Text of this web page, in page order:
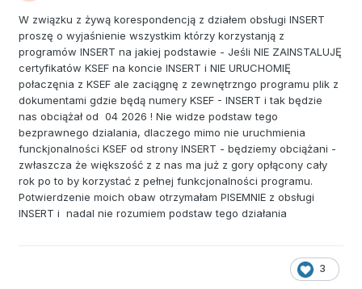
W związku z żywą korespondencją z działem obsługi INSERT
proszę o wyjaśnienie wszystkim którzy korzystanją z
programów INSERT na jakiej podstawie - Jeśli NIE ZAINSTALUJĘ
certyfikatów KSEF na koncie INSERT i NIE URUCHOMIĘ
połaczęnia z KSEF ale zaciągnę z zewnętrzngo programu plik z
dokumentami gdzie będą numery KSEF - INSERT i tak będzie
nas obciążał od 04 2026 ! Nie widze podstaw tego
bezprawnego dzialania, dlaczego mimo nie uruchmienia
funckjonalności KSEF od strony INSERT - będziemy obciążani -
zwłaszcza że większość z z nas ma już z gory opłącony cały
rok po to by korzystać z pełnej funkcjonalności programu.
Potwierdzenie moich obaw otrzymałam PISEMNIE z obsługi
INSERT i nadal nie rozumiem podstaw tego działania
3